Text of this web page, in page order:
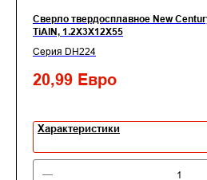
Сверло твердосплавное New
TiАIN, 1.2X3X12X55
Серия DH224
20,99 Евро
Характеристики